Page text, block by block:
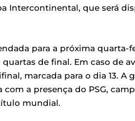
Intercontinental, que será
para a próxima quarta-
de final. Em caso de
marcada para o dia 13. A
a presença do PSG,
mundial.